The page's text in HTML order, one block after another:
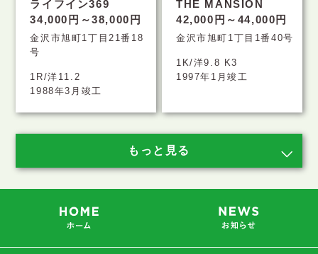
ライフイン369
34,000円～38,000円
金沢市旭町1丁目21番18
号
1R/洋11.2
1988年3月竣工
THE MANSION
42,000円～44,000円
金沢市旭町1丁目1番40号
1K/洋9.8 K3
1997年1月竣工